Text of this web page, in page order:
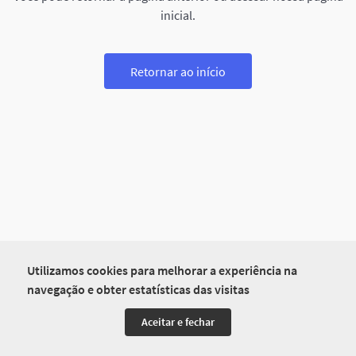
Utilizamos cookies para melhorar a experiência na
navegação e obter estatísticas das visitas
Aceitar e fechar
inicial.
Retornar ao início